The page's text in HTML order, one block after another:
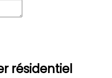
résidentiel